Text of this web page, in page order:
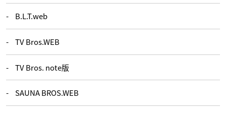
B.L.T.web
TV Bros.WEB
TV Bros. note版
SAUNA BROS.WEB